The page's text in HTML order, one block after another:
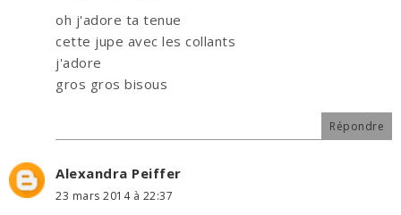
oh j'adore ta tenue
cette jupe avec les collants
j'adore
gros gros bisous
Répondre
Alexandra Peiffer
23 mars 2014 à 22:37